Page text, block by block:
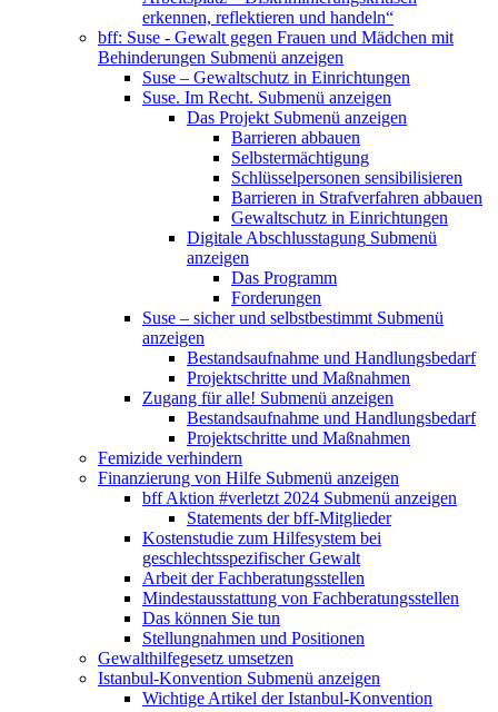
erkennen, reflektieren und handeln“
bff: Suse - Gewalt gegen Frauen und Mädchen mit
Behinderungen Submenü anzeigen
Suse – Gewaltschutz in Einrichtungen
Suse. Im Recht. Submenü anzeigen
Das Projekt Submenü anzeigen
Barrieren abbauen
Selbstermächtigung
Schlüsselpersonen sensibilisieren
Barrieren in Strafverfahren abbauen
Gewaltschutz in Einrichtungen
Digitale Abschlusstagung Submenü
anzeigen
Das Programm
Forderungen
Suse – sicher und selbstbestimmt Submenü
anzeigen
Bestandsaufnahme und Handlungsbedarf
Projektschritte und Maßnahmen
Zugang für alle! Submenü anzeigen
Bestandsaufnahme und Handlungsbedarf
Projektschritte und Maßnahmen
Femizide verhindern
Finanzierung von Hilfe Submenü anzeigen
bff Aktion #verletzt 2024 Submenü anzeigen
Statements der bff-Mitglieder
Kostenstudie zum Hilfesystem bei
geschlechtsspezifischer Gewalt
Arbeit der Fachberatungsstellen
Mindestausstattung von Fachberatungsstellen
Das können Sie tun
Stellungnahmen und Positionen
Gewalthilfegesetz umsetzen
Istanbul-Konvention Submenü anzeigen
Wichtige Artikel der Istanbul-Konvention